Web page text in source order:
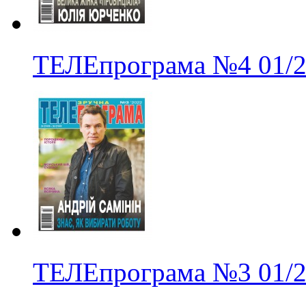
ТЕЛЕпрограма №4 01/
ТЕЛЕпрограма №3 01/